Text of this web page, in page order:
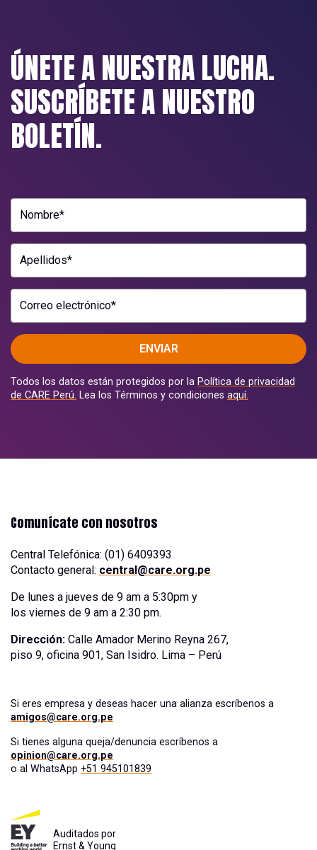
ÚNETE A NUESTRA LUCHA.
SUSCRÍBETE A NUESTRO
BOLETÍN.
Nombre*
Apellidos*
Correo electrónico*
ENVIAR
Todos los datos están protegidos por la Política de privacidad
de CARE Perú. Lea los Términos y condiciones aquí.
Comunícate con nosotros
Central Telefónica: (01) 6409393
Contacto general: central@care.org.pe
De lunes a jueves de 9 am a 5:30pm y
los viernes de 9 am a 2:30 pm.
Dirección: Calle Amador Merino Reyna 267,
piso 9, oficina 901, San Isidro. Lima – Perú
Si eres empresa y deseas hacer una alianza escríbenos a
amigos@care.org.pe
Si tienes alguna queja/denuncia escríbenos a
opinion@care.org.pe
o al WhatsApp +51 945101839
Auditados por
Ernst & Young